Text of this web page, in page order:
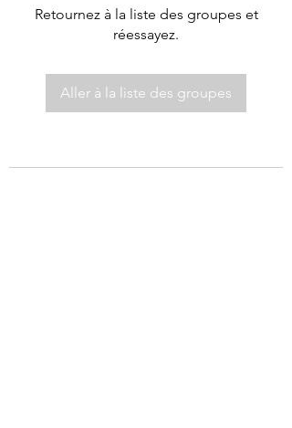
Retournez à la liste des groupes et
réessayez.
Aller à la liste des groupes